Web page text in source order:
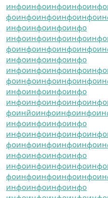
инфоинфоинфоинфоинфо
фоинфоинфоинфоинфо
инфоинфоинфоинфо
инфоинфоинфоинфоинфо
фоинфоинфоинфоинфо
инфоинфоинфоинфо
инфоинфоинфоинфоинфо
фоинфоинфоинфоинфо
инфоинфоинфоинфо
инфоинфоинфоинфоинфо
фоинйоинфоинфоинфо
инфоинфоинфоинфо
инфоинфоинфоинфоинфо
фоинфоинфоинфоинфо
инфоинфоинфоинфо
инфоинфоинфоинфоинфо
фоинфоинфоинфоинфо
инфоинфоинфоинфо